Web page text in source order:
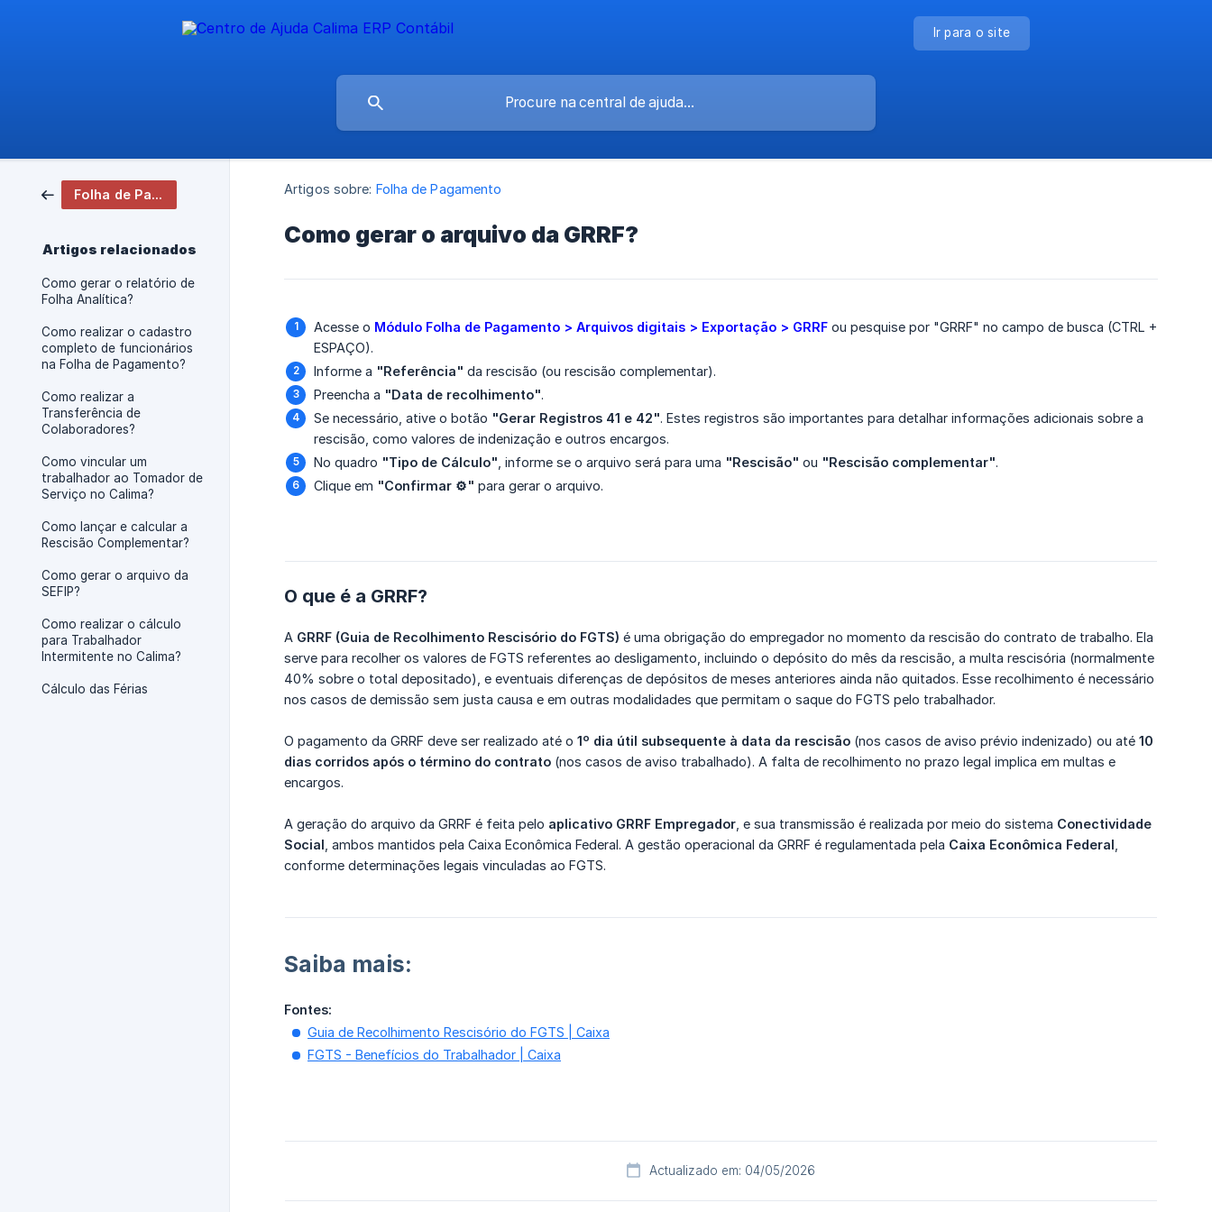
Ir para o site
Folha de Pagamento
Artigos relacionados
Como gerar o relatório de
Folha Analítica?
Como realizar o cadastro
completo de funcionários
na Folha de Pagamento?
Como realizar a
Transferência de
Colaboradores?
Como vincular um
trabalhador ao Tomador de
Serviço no Calima?
Como lançar e calcular a
Rescisão Complementar?
Como gerar o arquivo da
SEFIP?
Como realizar o cálculo
para Trabalhador
Intermitente no Calima?
Cálculo das Férias
Artigos sobre: Folha de Pagamento
Como gerar o arquivo da GRRF?
Acesse o Módulo Folha de Pagamento > Arquivos digitais > Exportação > GRRF ou pesquise por "GRRF" no campo de busca (CTRL +
ESPAÇO).
Informe a "Referência" da rescisão (ou rescisão complementar).
Preencha a "Data de recolhimento".
Se necessário, ative o botão "Gerar Registros 41 e 42". Estes registros são importantes para detalhar informações adicionais sobre a
rescisão, como valores de indenização e outros encargos.
No quadro "Tipo de Cálculo" , informe se o arquivo será para uma "Rescisão" ou "Rescisão complementar".
Clique em "Confirmar ⚙️" para gerar o arquivo.
O que é a GRRF?
A GRRF (Guia de Recolhimento Rescisório do FGTS) é uma obrigação do empregador no momento da rescisão do contrato de trabalho. Ela
serve para recolher os valores de FGTS referentes ao desligamento, incluindo o depósito do mês da rescisão, a multa rescisória (normalmente
40% sobre o total depositado), e eventuais diferenças de depósitos de meses anteriores ainda não quitados. Esse recolhimento é necessário
nos casos de demissão sem justa causa e em outras modalidades que permitam o saque do FGTS pelo trabalhador.
O pagamento da GRRF deve ser realizado até o 1º dia útil subsequente à data da rescisão (nos casos de aviso prévio indenizado) ou até 10
dias corridos após o término do contrato (nos casos de aviso trabalhado). A falta de recolhimento no prazo legal implica em multas e
encargos.
A geração do arquivo da GRRF é feita pelo aplicativo GRRF Empregador , e sua transmissão é realizada por meio do sistema Conectividade
Social , ambos mantidos pela Caixa Econômica Federal. A gestão operacional da GRRF é regulamentada pela Caixa Econômica Federal
conforme determinações legais vinculadas ao FGTS.
Saiba mais:
Fontes:
Guia de Recolhimento Rescisório do FGTS | Caixa
FGTS - Benefícios do Trabalhador | Caixa
Actualizado em: 04/05/2026